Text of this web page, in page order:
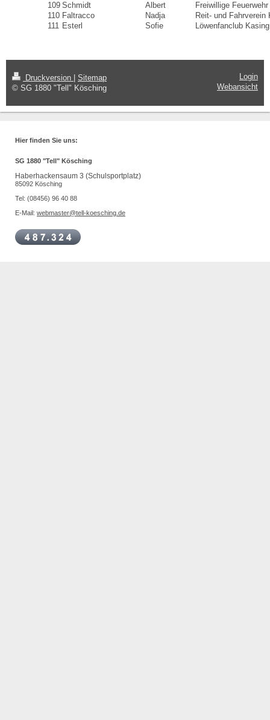
109 Schmidt Albert
Freiwillige
110 Faltracco Nadja
Reit- und Fahrverein
111
Esterl Sofie Löwenfanclub Kasing
Druckversion
Sitemap
© SG 1880 "Tell" Kösching
Login
Webansicht
Hier finden Sie uns:
SG 1880 "Tell" Kösching
Haberhackensaum 3 (Schulsportplatz)
85092 Kösching
Tel: (08456) 96 40 88
E-Mail: webmaster@tell-koesching.de